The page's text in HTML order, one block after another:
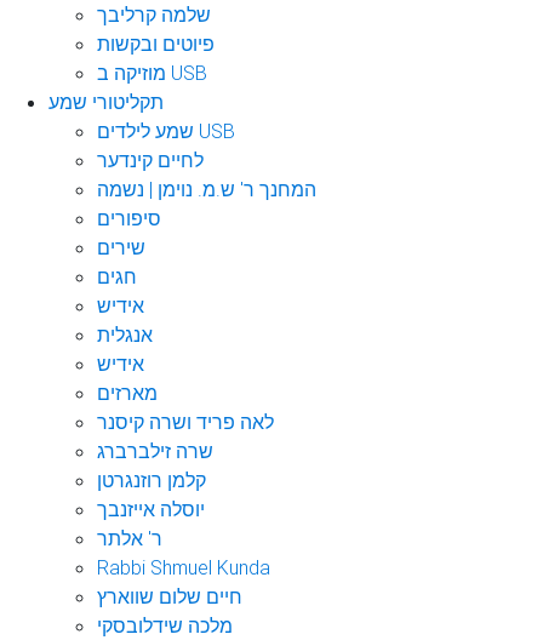
שלמה קרליבך
פיוטים ובקשות
מוזיקה ב USB
תקליטורי שמע
שמע לילדים USB
לחיים קינדער
המחנך ר' ש.מ. נוימן | נשמה
סיפורים
שירים
חגים
אידיש
אנגלית
אידיש
מארזים
לאה פריד ושרה קיסנר
שרה זילברברג
קלמן רוזנגרטן
יוסלה אייזנבך
ר' אלתר
Rabbi Shmuel Kunda
חיים שלום שווארץ
מלכה שידלובסקי